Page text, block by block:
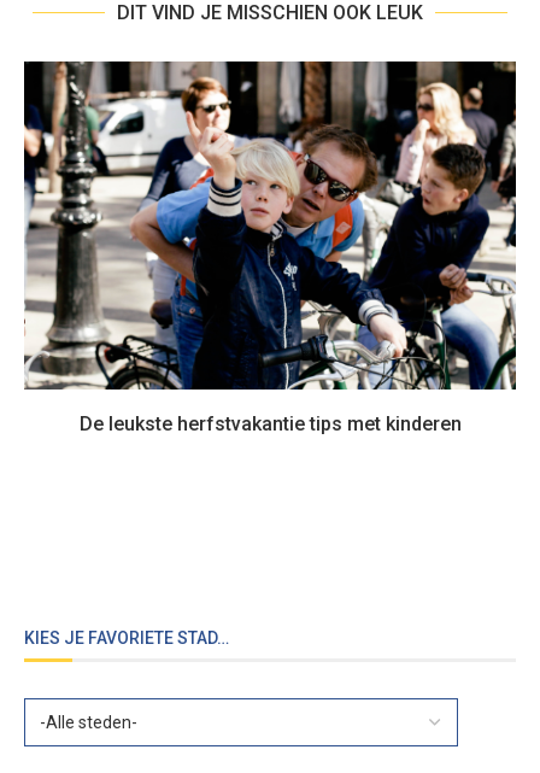
DIT VIND JE MISSCHIEN OOK LEUK
De leukste herfstvakantie tips met kinderen
KIES JE FAVORIETE STAD…